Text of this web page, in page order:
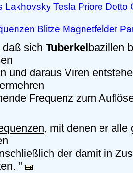
Lakhovsky Tesla Priore Dotto
Blitze Magnetfelder
daß sich Tuberkel bazillen
und daraus Viren
Frequenz zum
, mit denen er alle
der damit in